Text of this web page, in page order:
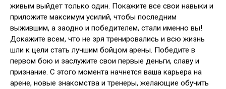
живым выйдет только один. Покажите все свои навыки и
приложите максимум усилий, чтобы последним
выжившим, а заодно и победителем, стали именно вы!
Докажите всем, что не зря тренировались и всю жизнь
шли к цели стать лучшим бойцом арены. Победите в
первом бою и заслужите свои первые деньги, славу и
признание. С этого момента начнется ваша карьера на
арене, новые знакомства и тренеры, желающие обучить